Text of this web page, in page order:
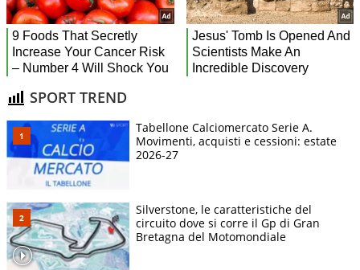
SPORT TREND
Tabellone Calciomercato Serie A.
Movimenti, acquisti e cessioni: estate
2026-27
Silverstone, le caratteristiche del
circuito dove si corre il Gp di Gran
Bretagna del Motomondiale